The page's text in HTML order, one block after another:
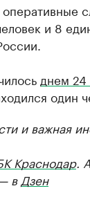
и 8
днем
один
и важная
Краснодар.
в Дзен